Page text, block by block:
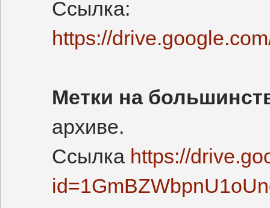
Ссылка:
https://
Метки на
архиве.
Ссылка https://